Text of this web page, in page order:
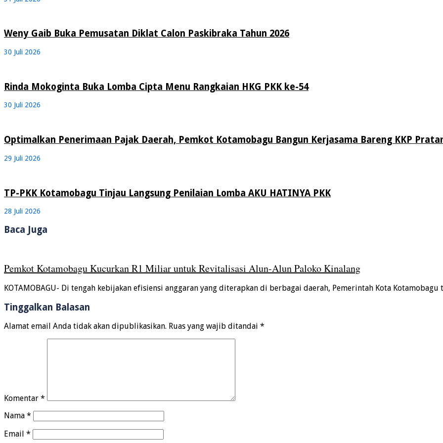
Weny Gaib Buka Pemusatan Diklat Calon Paskibraka Tahun 2026
30 Juli 2026
Rinda Mokoginta Buka Lomba Cipta Menu Rangkaian HKG PKK ke-54
30 Juli 2026
Optimalkan Penerimaan Pajak Daerah, Pemkot Kotamobagu Bangun Kerjasama Bareng KKP
29 Juli 2026
TP-PKK Kotamobagu Tinjau Langsung Penilaian Lomba AKU HATINYA PKK
28 Juli 2026
Baca Juga
Pemkot Kotamobagu Kucurkan R1 Miliar untuk Revitalisasi Alun-Alun Paloko Kinalang
KOTAMOBAGU- Di tengah kebijakan efisiensi anggaran yang diterapkan di berbagai daerah, Pemerintah Kota
Tinggalkan Balasan
Alamat email Anda tidak akan dipublikasikan. Ruas yang wajib ditandai *
Komentar *
Nama *
Email *